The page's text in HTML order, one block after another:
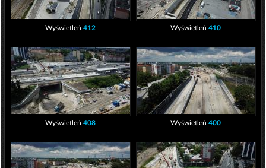
Wyświetleń 412 Wyświetleń 410
Wyświetleń 408 Wyświetleń 400